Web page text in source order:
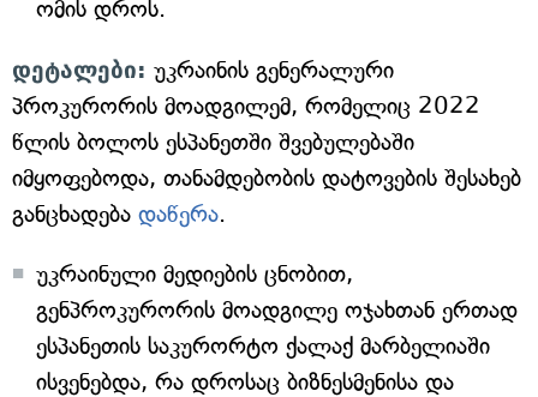
ომის დროს.
დეტალები: უკრაინის გენერალური
პროკურორის მოადგილემ, რომელიც 2022
წლის ბოლოს ესპანეთში შვებულებაში
იმყოფებოდა, თანამდებობის დატოვების შესახებ
განცხადება დაწერა.
უკრაინული მედიების ცნობით,
გენპროკურორის მოადგილე ოჯახთან ერთად
ესპანეთის საკურორტო ქალაქ მარბელიაში
ისვენებდა, რა დროსაც ბიზნესმენისა და